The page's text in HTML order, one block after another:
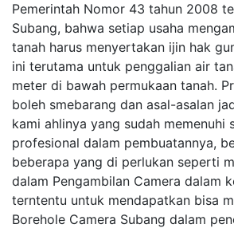
Pemerintah Nomor 43 tahun 2008
Subang, bahwa setiap usaha
tanah harus menyertakan ijin hak
ini terutama untuk penggalian air
meter di bawah permukaan tanah.
boleh smebarang dan asal-asalan
kami ahlinya yang sudah memenuhi
profesional dalam pembuatannya,
beberapa yang di perlukan seperti
dalam Pengambilan Camera dalam
terntentu untuk mendapatkan bisa
Borehole Camera Subang dalam